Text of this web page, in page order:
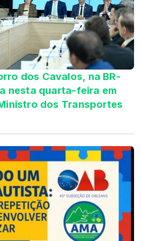
dos Cavalos, na BR-
nesta quarta-feira em
dos Transportes